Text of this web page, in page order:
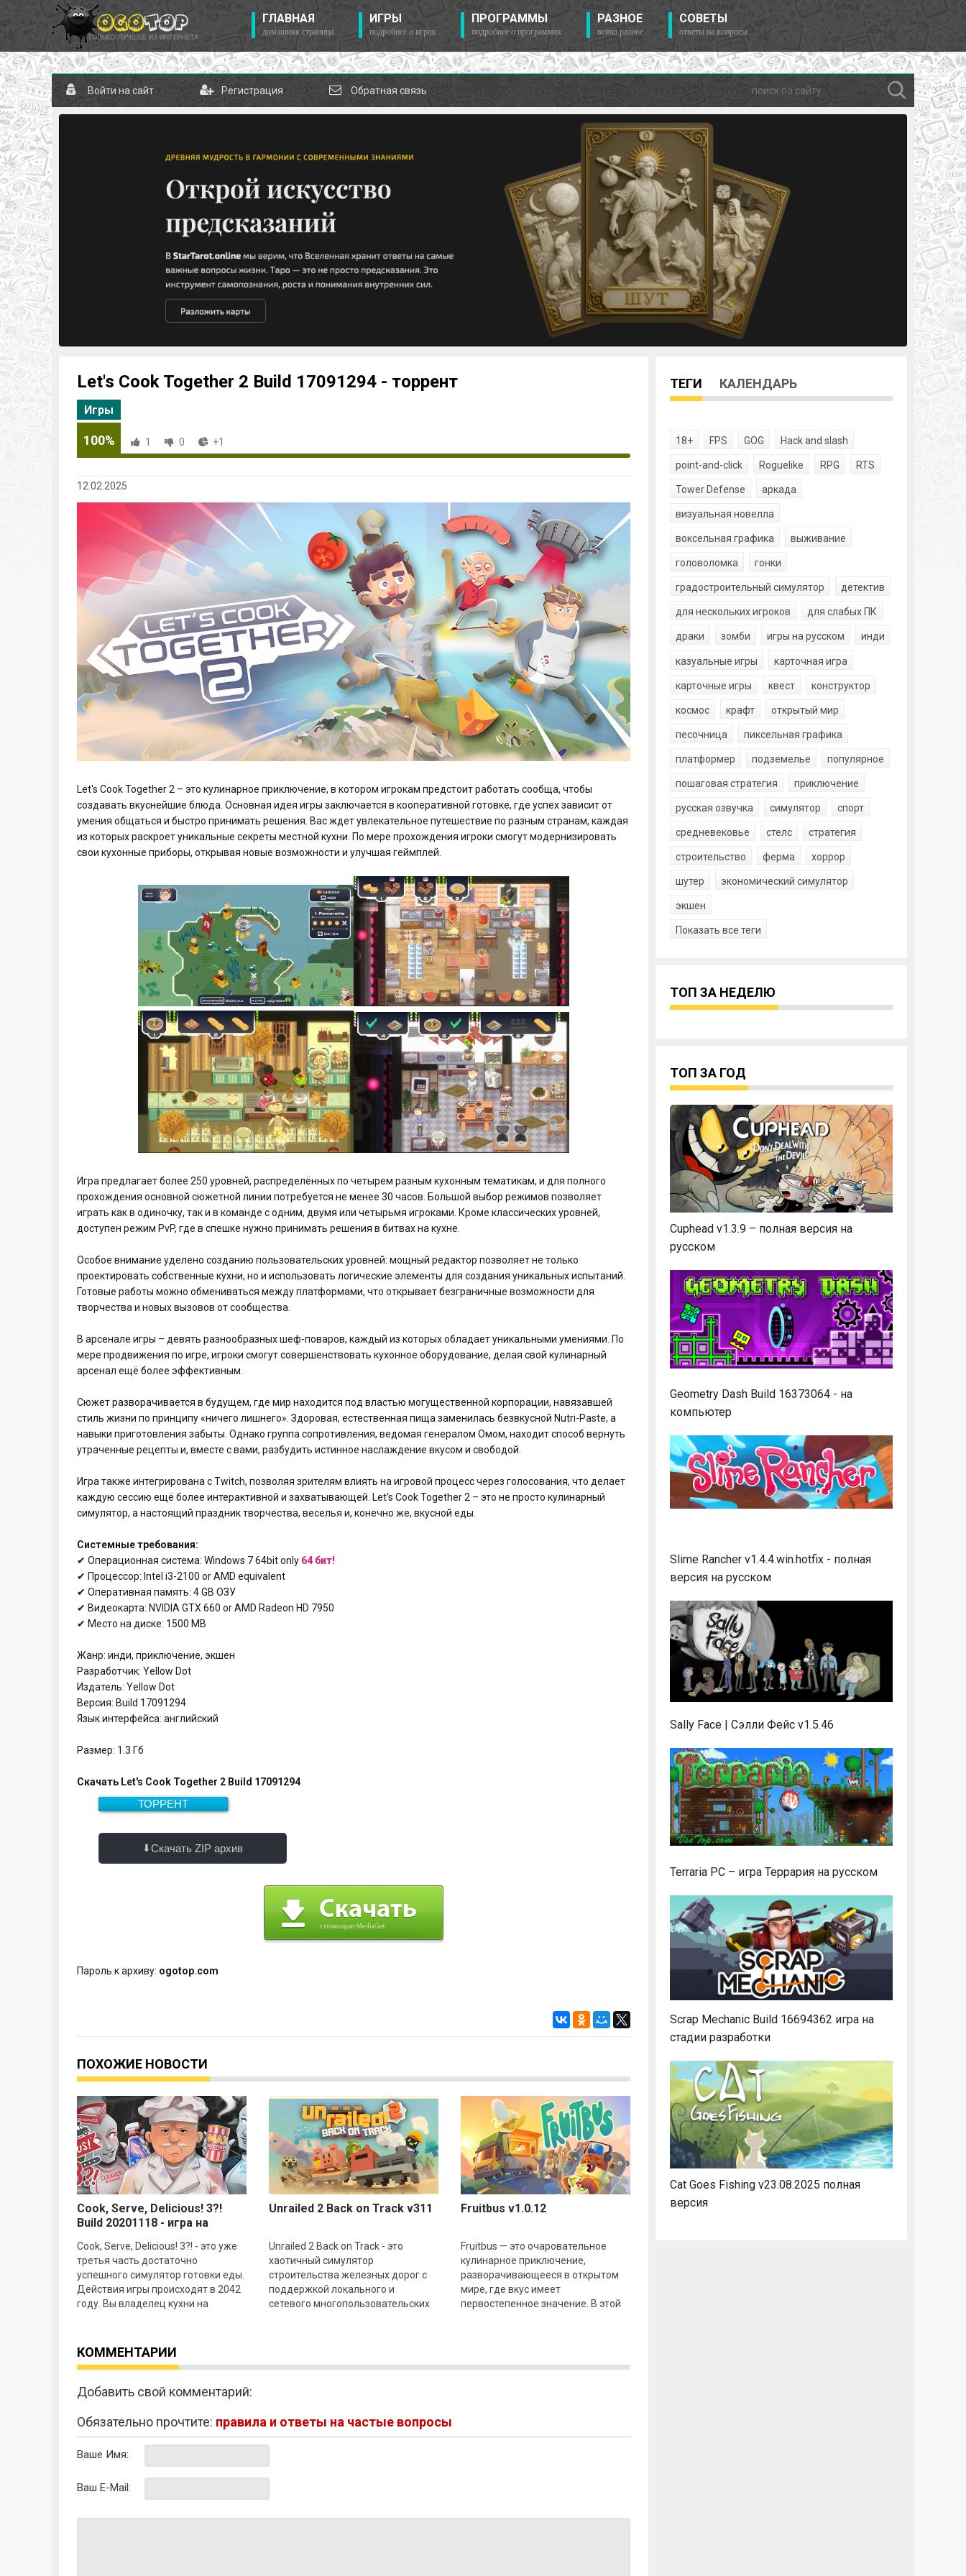
ГЛАВНАЯ
домашняя страница
ИГРЫ
подробнее о играх
ПРОГРАММЫ
подробнее о программах
РАЗНОЕ
всяко разное
СОВЕТЫ
ответы на вопросы
Войти на сайт Регистрация Обратная связь
Let's Cook Together 2 Build 17091294 - торрент
Игры
100% 1 0 +1
12.02.2025
Let's Cook Together 2 – это кулинарное приключение, в котором игрокам предстоит работать сообща, чтобы
создавать вкуснейшие блюда. Основная идея игры заключается в кооперативной готовке, где успех зависит от
умения общаться и быстро принимать решения. Вас ждет увлекательное путешествие по разным странам, каждая
из которых раскроет уникальные секреты местной кухни. По мере прохождения игроки смогут модернизировать
свои кухонные приборы, открывая новые возможности и улучшая геймплей.
Игра предлагает более 250 уровней, распределённых по четырем разным кухонным тематикам, и для полного
прохождения основной сюжетной линии потребуется не менее 30 часов. Большой выбор режимов позволяет
играть как в одиночку, так и в команде с одним, двумя или четырьмя игроками. Кроме классических уровней,
доступен режим PvP, где в спешке нужно принимать решения в битвах на кухне.
Особое внимание уделено созданию пользовательских уровней: мощный редактор позволяет не только
проектировать собственные кухни, но и использовать логические элементы для создания уникальных испытаний.
Готовые работы можно обмениваться между платформами, что открывает безграничные возможности для
творчества и новых вызовов от сообщества.
В арсенале игры – девять разнообразных шеф-поваров, каждый из которых обладает уникальными умениями. По
мере продвижения по игре, игроки смогут совершенствовать кухонное оборудование, делая свой кулинарный
арсенал ещё более эффективным.
Сюжет разворачивается в будущем, где мир находится под властью могущественной корпорации, навязавшей
стиль жизни по принципу «ничего лишнего». Здоровая, естественная пища заменилась безвкусной Nutri-Paste, а
навыки приготовления забыты. Однако группа сопротивления, ведомая генералом Омом, находит способ вернуть
утраченные рецепты и, вместе с вами, разбудить истинное наслаждение вкусом и свободой.
Игра также интегрирована с Twitch, позволяя зрителям влиять на игровой процесс через голосования, что делает
каждую сессию ещё более интерактивной и захватывающей. Let's Cook Together 2 – это не просто кулинарный
симулятор, а настоящий праздник творчества, веселья и, конечно же, вкусной еды.
Системные требования:
✔ Операционная система: Windows 7 64bit only 64 бит!
✔ Процессор: Intel i3-2100 or AMD equivalent
✔ Оперативная память: 4 GB ОЗУ
✔ Видеокарта: NVIDIA GTX 660 or AMD Radeon HD 7950
✔ Место на диске: 1500 MB
Жанр: инди, приключение, экшен
Разработчик: Yellow Dot
Издатель: Yellow Dot
Версия: Build 17091294
Язык интерфейса: английский
Размер: 1.3 Гб
Скачать Let's Cook Together 2 Build 17091294
ТОРРЕНТ
1.3 Гб
Скачать
Скачать ZIP архив
Пароль к архиву: ogotop.com
ПОХОЖИЕ НОВОСТИ
Cook, Serve, Delicious! 3?!
Build 20201118 - игра на
Cook, Serve, Delicious! 3?! - это уже
третья часть достаточно
успешного симулятор готовки еды.
Действия игры происходят в 2042
году. Вы владелец кухни на
Unrailed 2 Back on Track v311
Unrailed 2 Back on Track - это
хаотичный симулятор
строительства железных дорог с
поддержкой локального и
сетевого многопользовательских
Fruitbus v1.0.12
Fruitbus — это очаровательное
кулинарное приключение,
разворачивающееся в открытом
мире, где вкус имеет
первостепенное значение. В этой
КОММЕНТАРИИ
Добавить свой комментарий:
Обязательно прочтите: правила и ответы на частые вопросы
Ваше Имя:
Ваш E-Mail:
ТЕГИ КАЛЕНДАРЬ
18+ FPS GOG Hack and slash
point-and-click Roguelike RPG RTS
Tower Defense аркада
визуальная новелла
воксельная графика выживание
головоломка гонки
градостроительный симулятор детектив
для нескольких игроков для слабых ПК
драки зомби игры на русском инди
казуальные игры карточная игра
карточные игры квест конструктор
космос крафт открытый мир
песочница пиксельная графика
платформер подземелье популярное
пошаговая стратегия приключение
русская озвучка симулятор спорт
средневековье стелс стратегия
строительство ферма хоррор
шутер экономический симулятор
экшен
Показать все теги
ТОП ЗА НЕДЕЛЮ
ТОП ЗА ГОД
Cuphead v1.3.9 – полная версия на
русском
Geometry Dash Build 16373064 - на
компьютер
Slime Rancher v1.4.4.win.hotfix - полная
версия на русском
Sally Face | Сэлли Фейс v1.5.46
Terraria PC – игра Террария на русском
Scrap Mechanic Build 16694362 игра на
стадии разработки
Cat Goes Fishing v23.08.2025 полная
версия